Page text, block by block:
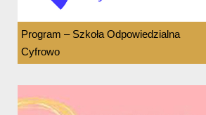
Program – Szkoła Odpowiedzialna
Cyfrowo